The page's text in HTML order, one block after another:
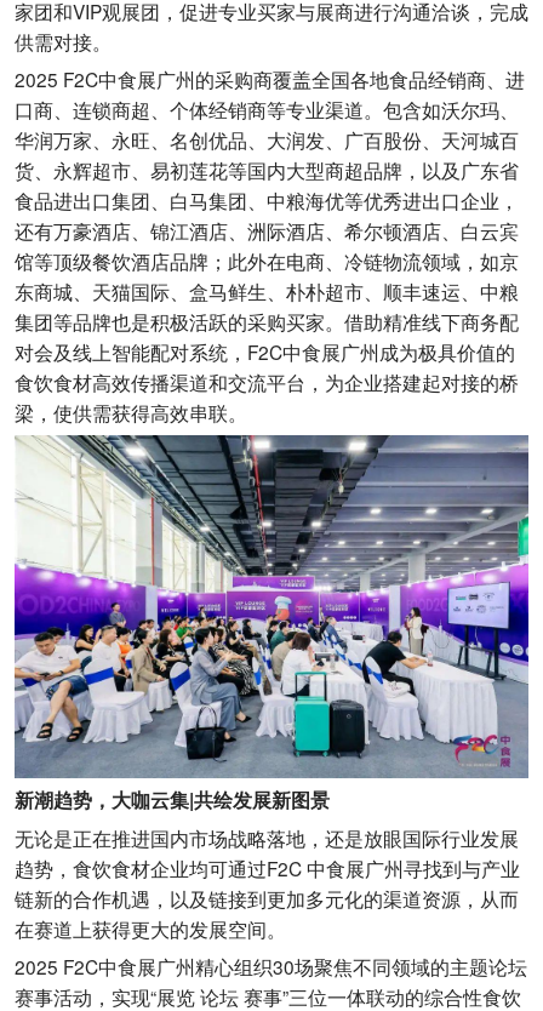
家团和VIP观展团，促进专业买家与展商进行沟通洽谈，完成
供需对接。
2025 F2C中食展广州的采购商覆盖全国各地食品经销商、进
口商、连锁商超、个体经销商等专业渠道。包含如沃尔玛、
华润万家、永旺、名创优品、大润发、广百股份、天河城百
货、永辉超市、易初莲花等国内大型商超品牌，以及广东省
食品进出口集团、白马集团、中粮海优等优秀进出口企业，
还有万豪酒店、锦江酒店、洲际酒店、希尔顿酒店、白云宾
馆等顶级餐饮酒店品牌；此外在电商、冷链物流领域，如京
东商城、天猫国际、盒马鲜生、朴朴超市、顺丰速运、中粮
集团等品牌也是积极活跃的采购买家。借助精准线下商务配
对会及线上智能配对系统，F2C中食展广州成为极具价值的
食饮食材高效传播渠道和交流平台，为企业搭建起对接的桥
梁，使供需获得高效串联。
新潮趋势，大咖云集|共绘发展新图景
无论是正在推进国内市场战略落地，还是放眼国际行业发展
趋势，食饮食材企业均可通过F2C 中食展广州寻找到与产业
链新的合作机遇，以及链接到更加多元化的渠道资源，从而
在赛道上获得更大的发展空间。
2025 F2C中食展广州精心组织30场聚焦不同领域的主题论坛
赛事活动，实现“展览 论坛 赛事”三位一体联动的综合性食饮